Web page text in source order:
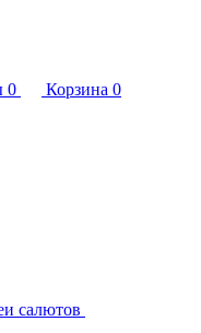
0 Корзина 0
салютов